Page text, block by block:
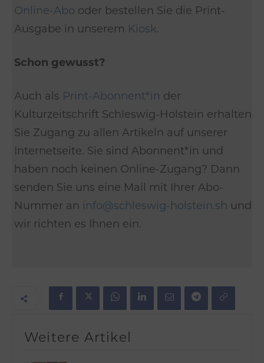
Online-Abo oder bestellen Sie die Print-
Ausgabe in unserem Kiosk.
Schon gewusst?
Auch als Print-Abonnent*in der
Kulturzeitschrift Schleswig-Holstein erhalten
Sie Zugang zu allen Artikeln auf unserer
Internetseite. Sie sind Abonnent*in und
haben noch keinen Online-Zugang? Dann
senden Sie uns eine Mail mit Ihrer Abo-
Nummer an info@schleswig-holstein.sh und
wir richten es Ihnen ein.
Weitere Artikel